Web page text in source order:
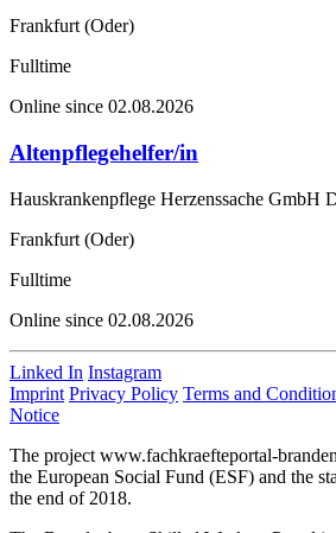
Frankfurt (Oder)
Fulltime
Online since 02.08.2026
Altenpflegehelfer/in
Hauskrankenpflege Herzenssache GmbH
Frankfurt (Oder)
Fulltime
Online since 02.08.2026
Linked In Instagram
Imprint Privacy Policy Terms and
Notice
The project www.fachkraefteportal-
the European Social Fund (ESF) and the
the end of 2018.